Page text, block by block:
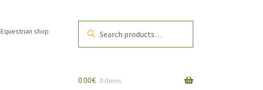
Equestrian shop
for:
0.00€ 0 items